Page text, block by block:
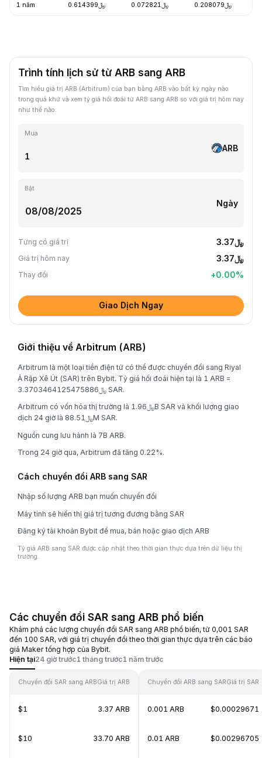
1 năm ﷼0.614399 ﷼0.072821 ﷼0.208079
Trình tính lịch sử từ ARB sang ARB
Tìm hiểu giá trị ARB (Arbitrum) của bạn bằng ARB vào bất kỳ ngày nào
trong quá khứ và xem tỷ giá hối đoái từ ARB sang ARB so với giá trị hôm nay
như thế nào.
Mua
ARB
Bật
Ngày
Từng có giá trị ﷼3.37
Giá trị hôm nay ﷼3.37
Thay đổi +0.00%
Giao Dịch Ngay
Giới thiệu về Arbitrum (ARB)
Arbitrum là một loại tiền điện tử có thể được chuyển đổi sang Riyal
Ả Rập Xê Út (SAR) trên Bybit. Tỷ giá hối đoái hiện tại là 1 ARB =
﷼3.3703464125475886 SAR.
Arbitrum có vốn hóa thị trường là ﷼1.96B SAR và khối lượng giao
dịch 24 giờ là ﷼88.51M SAR.
Nguồn cung lưu hành là 7B ARB.
Trong 24 giờ qua, Arbitrum đã tăng 0.22%.
Cách chuyển đổi ARB sang SAR
Nhập số lượng ARB bạn muốn chuyển đổi
Máy tính sẽ hiển thị giá trị tương đương bằng SAR
Đăng ký tài khoản Bybit để mua, bán hoặc giao dịch ARB
Tỷ giá ARB sang SAR được cập nhật theo thời gian thực dựa trên dữ liệu thị
trường.
Các chuyển đổi SAR sang ARB phổ biến
Khám phá các lượng chuyển đổi SAR sang ARB phổ biến, từ 0,001 SAR
đến 100 SAR, với giá trị chuyển đổi theo thời gian thực dựa trên các báo
giá Maker tổng hợp của Bybit.
Hiện tại24 giờ trước1 tháng trước1 năm trước
Chuyển đổi SAR sang ARBGiá trị ARB
$1 3.37 ARB
$10 33.70 ARB
Chuyển đổi ARB sang SARGiá trị SAR
0.001 ARB $0.00029671
0.01 ARB $0.00296705